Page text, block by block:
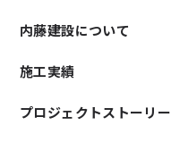
内藤建設について
施工実績
プロジェクトストーリー